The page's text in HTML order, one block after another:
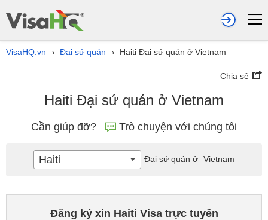
VisaHQ.vn › Đại sứ quán › Haiti Đại sứ quán ở Vietnam
Chia sẻ
Haiti Đại sứ quán ở Vietnam
Cần giúp đỡ? Trò chuyện với chúng tôi
Đăng ký xin Haiti Visa trực tuyến
Haiti Đại sứ quán ở Vietnam